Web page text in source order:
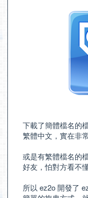
下載了簡體檔名的
繁體中文，實在非
或是有繁體檔名的
好友，怕對方看不
所以 ez2o 開發了